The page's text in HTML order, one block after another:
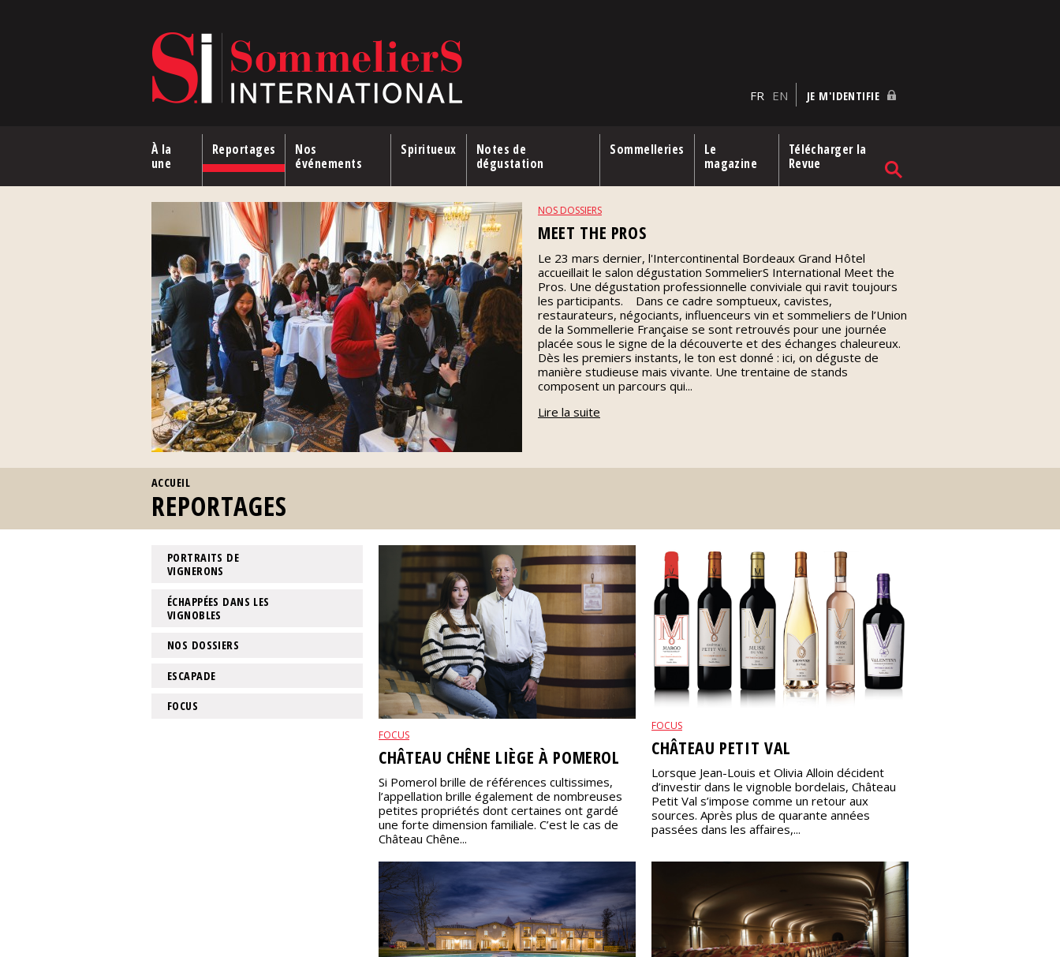
FR EN JE M'IDENTIFIE
À la
une
Reportages
Nos
événements
Spiritueux
Notes de
dégustation
Sommelleries
Le
magazine
Télécharger la
Revue
NOS DOSSIERS
MEET THE PROS
Le 23 mars dernier, l'Intercontinental Bordeaux Grand Hôtel
accueillait le salon dégustation SommelierS International Meet the
Pros. Une dégustation professionnelle conviviale qui ravit toujours
les participants. Dans ce cadre somptueux, cavistes,
restaurateurs, négociants, influenceurs vin et sommeliers de l’Union
de la Sommellerie Française se sont retrouvés pour une journée
placée sous le signe de la découverte et des échanges chaleureux.
Dès les premiers instants, le ton est donné : ici, on déguste de
manière studieuse mais vivante. Une trentaine de stands
composent un parcours qui...
Lire la suite
ACCUEIL
REPORTAGES
FOCUS
CHÂTEAU CHÊNE LIÈGE À POMEROL
Si Pomerol brille de références cultissimes,
l’appellation brille également de nombreuses
petites propriétés dont certaines ont gardé
une forte dimension familiale. C’est le cas de
Château Chêne...
FOCUS
CHÂTEAU PETIT VAL
Lorsque Jean-Louis et Olivia Alloin décident
d’investir dans le vignoble bordelais, Château
Petit Val s’impose comme un retour aux
sources. Après plus de quarante années
passées dans les affaires,...
PORTRAITS DE
VIGNERONS
ÉCHAPPÉES DANS LES
VIGNOBLES
NOS DOSSIERS
ESCAPADE
FOCUS